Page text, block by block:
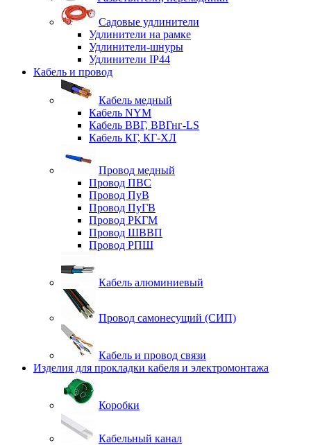
Садовые удлинители
Удлинители на рамке
Удлинители-шнуры
Удлинители IP44
Кабель и провод
Кабель медный
Кабель NYM
Кабель ВВГ, ВВГнг-LS
Кабель КГ, КГ-ХЛ
Провод медный
Провод ПВС
Провод ПуВ
Провод ПуГВ
Провод РКГМ
Провод ШВВП
Провод РПШ
Кабель алюминиевый
Провод самонесущий (СИП)
Кабель и провод связи
Изделия для прокладки кабеля и электромонтажа
Коробки
Кабельный канал